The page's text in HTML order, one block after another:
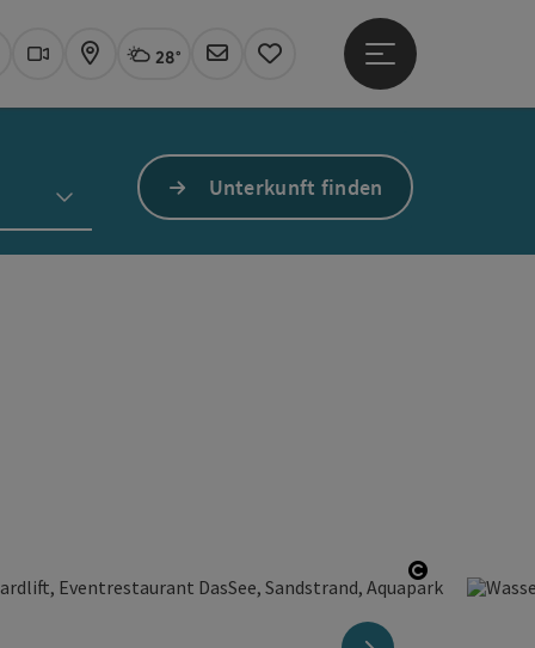
Webcams
KarteAktuelles Wetter Linz, wolkig
28°
Newsletter
Merkzettel
Hauptmenü öffnen
Unterkunft finden
Copyright